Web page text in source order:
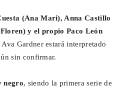
(Ana Mari), Anna Castillo
y el propio Paco León
Gardner estará interpretado
sin confirmar.
negro, siendo la primera serie de